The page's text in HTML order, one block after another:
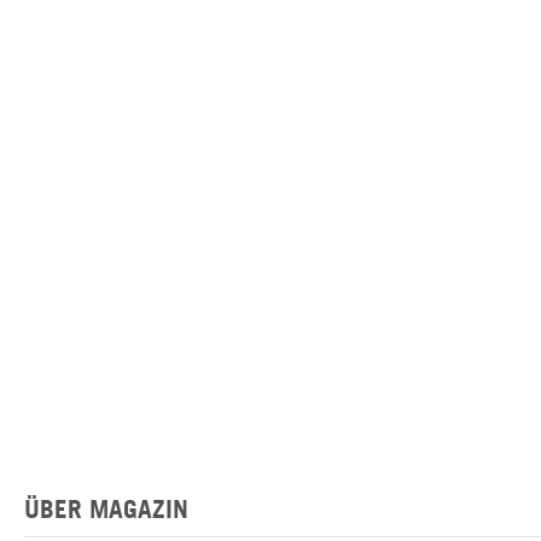
ÜBER MAGAZIN